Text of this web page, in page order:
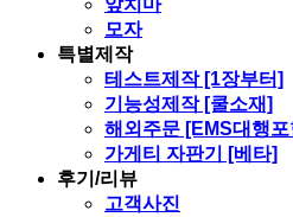
앞치마
모자
특별제작
테스트제작 [1장부터]
기능성제작 [쿨소재]
해외주문 [EMS대행포
가게티 자판기 [베타]
후기/리뷰
고객사진